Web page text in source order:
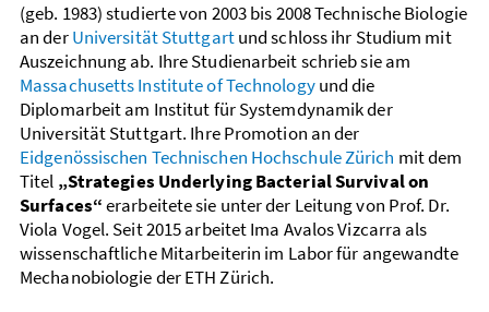
(geb. 1983) studierte von 2003 bis 2008 Technische Biologie
an derUniversität Stuttgartund schloss ihr Studium mit
Auszeichnung ab. Ihre Studienarbeit schrieb sie am
Massachusetts Institute of Technologyund die
Diplomarbeit am Institut für Systemdynamik der
Universität Stuttgart. Ihre Promotion an der
Eidgenössischen Technischen Hochschule Zürich mit dem
Titel „Strategies Underlying Bacterial Survival on
Surfaces“erarbeitete sie unter der Leitung von Prof. Dr.
Viola Vogel. Seit 2015 arbeitet Ima Avalos Vizcarra als
wissenschaftliche Mitarbeiterin im Labor für angewandte
Mechanobiologie der ETH Zürich.